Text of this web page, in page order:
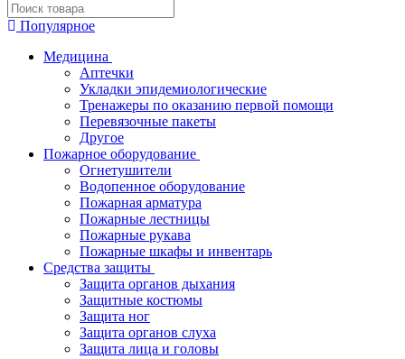
Популярное
Медицина
Аптечки
Укладки эпидемиологические
Тренажеры по оказанию первой помощи
Перевязочные пакеты
Другое
Пожарное оборудование
Огнетушители
Водопенное оборудование
Пожарная арматура
Пожарные лестницы
Пожарные рукава
Пожарные шкафы и инвентарь
Средства защиты
Защита органов дыхания
Защитные костюмы
Защита ног
Защита органов слуха
Защита лица и головы